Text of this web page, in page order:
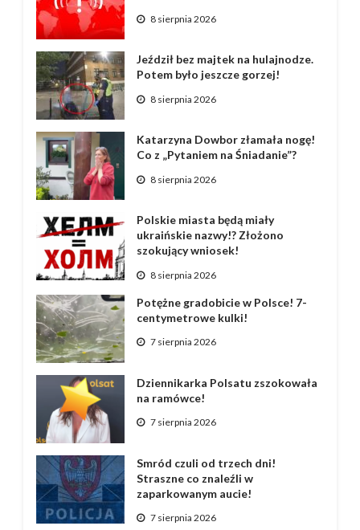
8 sierpnia 2026
Jeździł bez majtek na hulajnodze.
Potem było jeszcze gorzej!
8 sierpnia 2026
Katarzyna Dowbor złamała nogę!
Co z „Pytaniem na Śniadanie”?
8 sierpnia 2026
Polskie miasta będą miały
ukraińskie nazwy!? Złożono
szokujący wniosek!
8 sierpnia 2026
Potężne gradobicie w Polsce! 7-
centymetrowe kulki!
7 sierpnia 2026
Dziennikarka Polsatu zszokowała
na ramówce!
7 sierpnia 2026
Smród czuli od trzech dni!
Straszne co znaleźli w
zaparkowanym aucie!
7 sierpnia 2026